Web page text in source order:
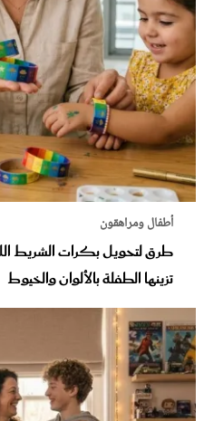
أطفال ومراهقون
طرق لتحويل بكرات الشريط
تزينها الطفلة بالألوان والخيوط